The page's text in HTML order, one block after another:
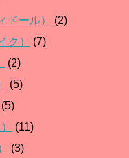
ドール）
(2)
ク）
(7)
(2)
(5)
(5)
(11)
(3)